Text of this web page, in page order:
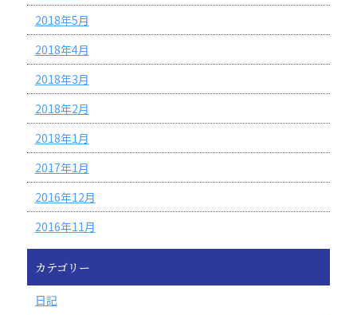
2018年5月
2018年4月
2018年3月
2018年2月
2018年1月
2017年1月
2016年12月
2016年11月
カテゴリー
日記